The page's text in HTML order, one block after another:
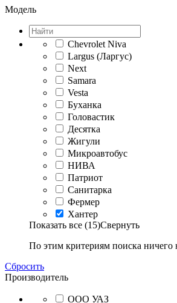
Модель
Chevrolet Niva
Largus (Ларгус)
Next
Samara
Vesta
Буханка
Головастик
Десятка
Жигули
Микроавтобус
НИВА
Патриот
Санитарка
Фермер
Хантер
Показать все (15)Свернуть
По этим критериям поиска ничего
Сбросить
Производитель
ООО УАЗ